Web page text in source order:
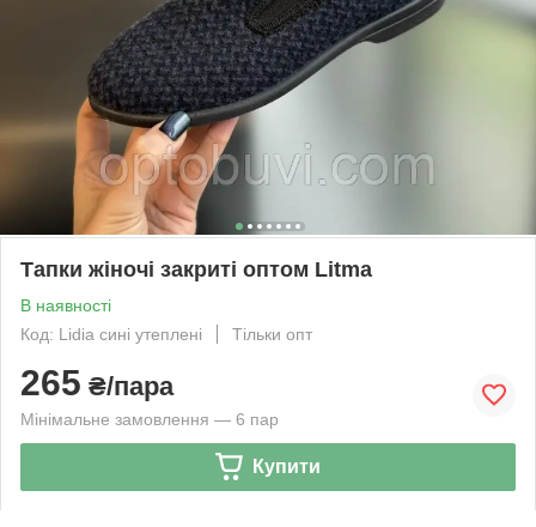
Тапки жіночі закриті оптом Litma
В наявності
Код: Lidia сині утеплені
Тільки опт
265 ₴/пара
Мінімальне замовлення — 6 пар
Купити